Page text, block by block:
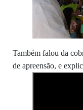
Também falou da
de apreensão, e